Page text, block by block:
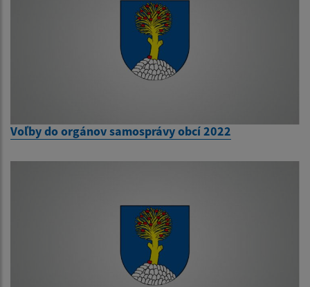
Voľby do orgánov samosprávy obcí 2022